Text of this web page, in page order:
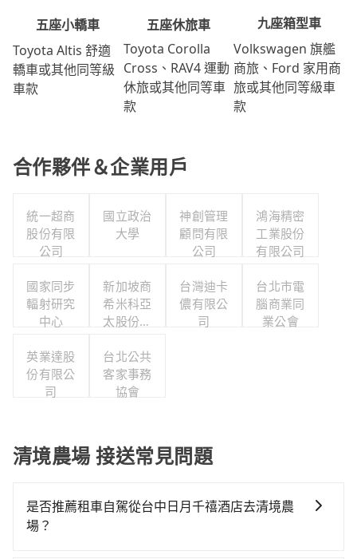
五座小轎車
Toyota Altis 舒適
轎車或其他同等級
車款
五座休旅車
Toyota Corolla
Cross、RAV4 運動
休旅或其他同等車
款
九座箱型車
Volkswagen 旗艦
商旅、Ford 家用商
旅或其他同等級車
款
合作夥伴＆企業用戶
統一超商
股份有限
公司
國立政治
大學
神創管理
顧問有限
公司
鴻海精密
工業股份
有限公司
國家同步
輻射研究
中心
新加坡商
希米科亞
太股份有
灣分公司
台灣迪卡
儂有限公
司
台北市電
腦商業同
業公會
英業達股
份有限公
司
台北公共
客家事務
協會
清境農場 接送常見問題
是否推薦租車自駕從台中日月千禧酒店去清境農
場？